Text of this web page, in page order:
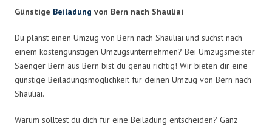
Günstige Beiladung von Bern nach Shauliai
Du planst einen Umzug von Bern nach Shauliai und suchst nach
einem kostengünstigen Umzugsunternehmen? Bei Umzugsmeister
Saenger Bern aus Bern bist du genau richtig! Wir bieten dir eine
günstige Beiladungsmöglichkeit für deinen Umzug von Bern nach
Shauliai.
Warum solltest du dich für eine Beiladung entscheiden? Ganz